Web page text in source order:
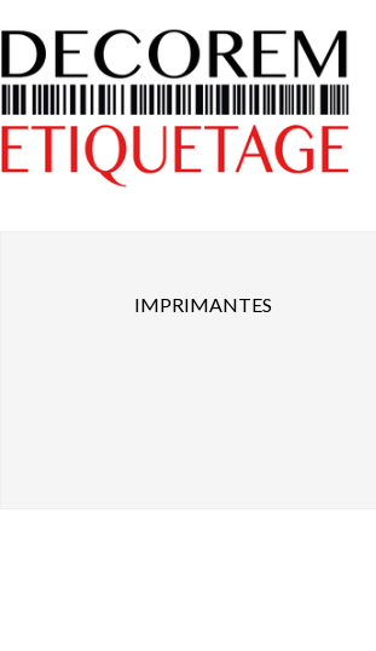
IMPRIMANTES